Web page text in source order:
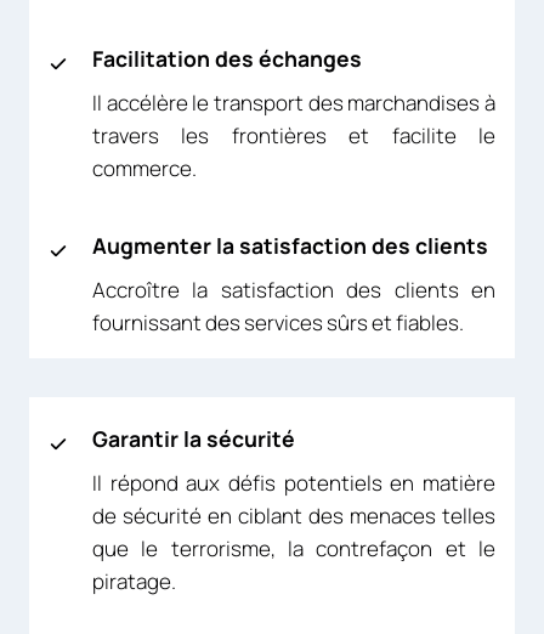
Facilitation des échanges
Il accélère le transport des marchandises à
travers les frontières et facilite le
commerce.
Augmenter la satisfaction des clients
Accroître la satisfaction des clients en
fournissant des services sûrs et fiables.
Garantir la sécurité
Il répond aux défis potentiels en matière
de sécurité en ciblant des menaces telles
que le terrorisme, la contrefaçon et le
piratage.